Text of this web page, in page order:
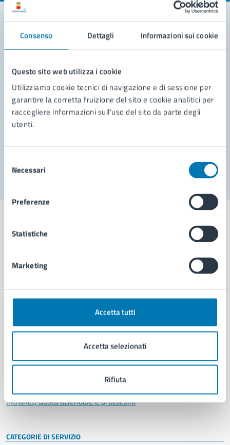
Consenso Dettagli Informazioni sui cookie
Questo sito web utilizza i cookie
Utilizziamo cookie tecnici di navigazione e di sessione per
garantire la corretta fruizione del sito e cookie analitici per
raccogliere informazioni sull'uso del sito da parte degli
utenti.
delNecessari
Preferenze
Statistiche
Marketing
Accetta tutti
Accetta selezionati
Rifiuta
Contatta il comune
Leggi le domande frequenti
Richiedi assistenza
Prenota appuntamento
Aree amministrative
Municipalità
Politici
Intranet, posta aziendale e protocollo
CATEGORIE DI SERVIZIO